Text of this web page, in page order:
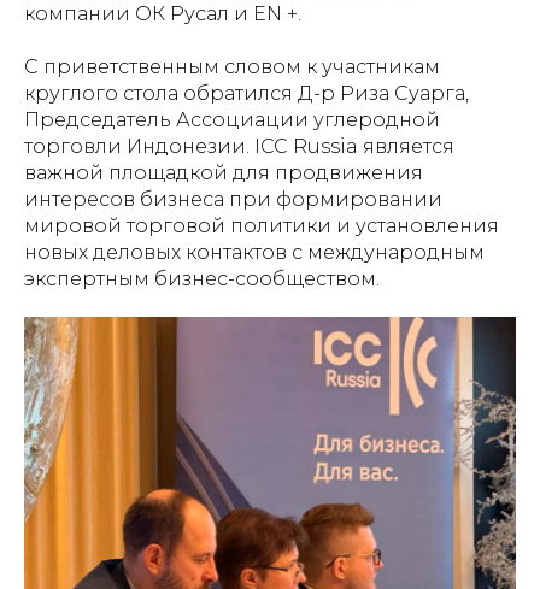
компании ОК Русал и EN +.
С приветственным словом к участникам
круглого стола обратился Д-р Риза Суарга,
Председатель Ассоциации углеродной
торговли Индонезии. ICC Russia является
важной площадкой для продвижения
интересов бизнеса при формировании
мировой торговой политики и установления
новых деловых контактов с международным
экспертным бизнес-сообществом.